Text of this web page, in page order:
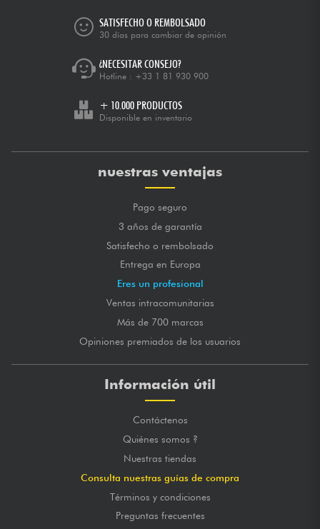
SATISFECHO O REMBOLSADO
30 días para cambiar de opinión
¿NECESITAR CONSEJO?
Hotline : +33 1 81 930 900
+ 10.000 PRODUCTOS
Disponible en inventario
nuestras ventajas
Pago seguro
3 años de garantía
Satisfecho o rembolsado
Entrega en Europa
Eres un profesional
Ventas intracomunitarias
Más de 700 marcas
Opiniones premiados de los usuarios
Información útil
Contáctenos
Quiénes somos ?
Nuestras tiendas
Consulta nuestras guías de compra
Términos y condiciones
Preguntas frecuentes